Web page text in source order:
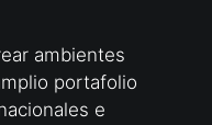
ambientes
portafolio
e